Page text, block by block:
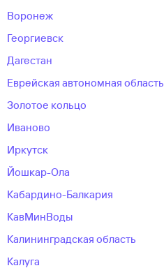
Воронеж
Георгиевск
Дагестан
Еврейская автономная область
Золотое кольцо
Иваново
Иркутск
Йошкар-Ола
Кабардино-Балкария
КавМинВоды
Калининградcкая область
Калуга